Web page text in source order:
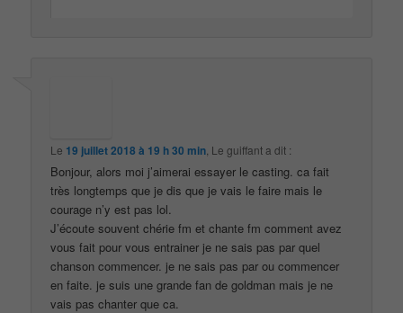
Le 19 juillet 2018 à 19 h 30 min Le guiffanta dit :
Bonjour, alors moi j’aimerai essayer le casting. ca fait
très longtemps que je dis que je vais le faire mais le
courage n’y est pas lol.
J’écoute souvent chérie fm et chante fm comment avez
vous fait pour vous entrainer je ne sais pas par quel
chanson commencer. je ne sais pas par ou commencer
en faite. je suis une grande fan de goldman mais je ne
vais pas chanter que ca.